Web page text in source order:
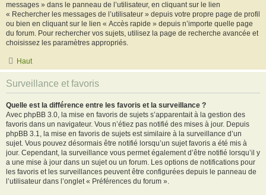
messages » dans le panneau de l’utilisateur, en cliquant sur le lien
« Rechercher les messages de l’utilisateur » depuis votre propre page de profil
ou bien en cliquant sur le lien « Accès rapide » depuis n’importe quelle page
du forum. Pour rechercher vos sujets, utilisez la page de recherche avancée et
choisissez les paramètres appropriés.
Haut
Surveillance et favoris
Quelle est la différence entre les favoris et la surveillance ?
Avec phpBB 3.0, la mise en favoris de sujets s’apparentait à la gestion des
favoris dans un navigateur. Vous n’étiez pas notifié des mises à jour. Depuis
phpBB 3.1, la mise en favoris de sujets est similaire à la surveillance d’un
sujet. Vous pouvez désormais être notifié lorsqu’un sujet favoris a été mis à
jour. Cependant, la surveillance vous permet également d’être notifié lorsqu’il y
a une mise à jour dans un sujet ou un forum. Les options de notifications pour
les favoris et les surveillances peuvent être configurées depuis le panneau de
l’utilisateur dans l’onglet « Préférences du forum ».